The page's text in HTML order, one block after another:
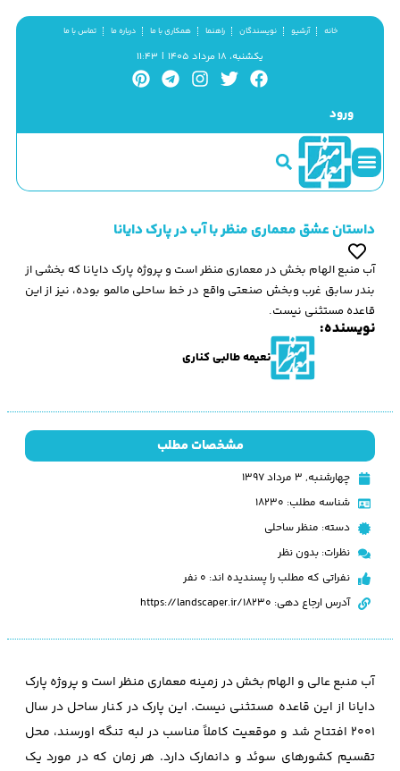
خانه آرشیو نویسندگان راهنما همکاری با ما درباره ما تماس با ما
یکشنبه، ۱۸ مرداد ۱۴۰۵ | ۱۱:۴۳
ورود
داستان عشق معماری منظر با آب در پارک دایانا
آب منبع الهام بخش در معماری منظر است و پروژه پارک دایانا که بخشی از
بندر سابق غرب وبخش صنعتی واقع در خط ساحلی مالمو بوده، نیز از این
قاعده مستثنی نیست.
نویسنده:
نعیمه طالبی کناری
مشخصات مطلب
چهارشنبه, ۳ مرداد ۱۳۹۷
شناسه مطلب: 18230
دسته: منظر ساحلی
نظرات: بدون نظر
نفراتی که مطلب را پسندیده اند: 0 نفر
آدرس ارجاع دهی: https://landscaper.ir/18230
آب منبع عالی و الهام بخش در زمینه معماری منظر است و پروژه پارک
دایانا از این قاعده مستثنی نیست. این پارک در کنار ساحل در سال
2001 افتتاح شد و موقعیت کاملاً مناسب در لبه تنگه اورسند، محل
تقسیم کشورهای سوئد و دانمارک دارد. هر زمان که در مورد یک